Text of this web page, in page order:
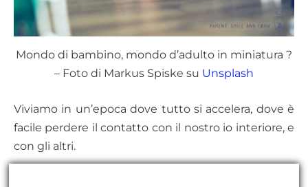
Mondo di bambino, mondo d’adulto in miniatura ?
– Foto di Markus Spiske su Unsplash
Viviamo in un’epoca dove tutto si accelera, dove è
facile perdere il contatto con il nostro io interiore, e
con gli altri.